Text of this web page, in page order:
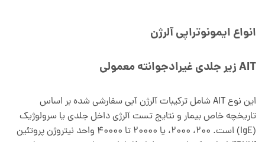
انواع ایمونوتراپی آلرژن
AIT زیر جلدی غیرادجوانته معمولی
این نوع AIT شامل ترکیبات آلرژن آبی سفارشی شده بر اساس
تاریخچه خاص بیمار و نتایج تست آلرژی داخل جلدی یا سرولوژیک
(IgE) است. 200، 2000، یا 20000 تا 40000 واحد نیتروژن پروتئین